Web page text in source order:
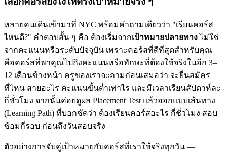
หลายคนเดินเข้ามาที่ NYC พร้อมคำถามเดียวว่า "เรียนคอร์ส
ไหนดี?" คำตอบสั้น ๆ คือ ต้องเริ่มจากเป้าหมายปลายทางไม่ใช่
จากคะแนนหรือระดับปัจจุบัน เพราะคอร์สที่ดีที่สุดสำหรับคุณ
คือคอร์สที่พาคุณไปถึงคะแนนหรือทักษะที่ต้องใช้จริงในอีก 3–
12 เดือนข้างหน้า ครูของเราจะถามก่อนเสมอว่า จะยื่นสมัคร
ที่ไหน สายอะไร คะแนนขั้นต่ำเท่าไร และมีเวลาเรียนสัปดาห์ละ
กี่ชั่วโมง จากนั้นค่อยดูผล Placement Test แล้วออกแบบเส้นทาง
(Learning Path) ที่บอกชัดว่า ต้องเรียนคอร์สอะไร กี่ชั่วโมง สอบ
ซ้อมกี่รอบ ก่อนถึงวันสอบจริง
ตัวอย่างการจับคู่เป้าหมายกับคอร์สที่เราใช้จริงทุกวัน —